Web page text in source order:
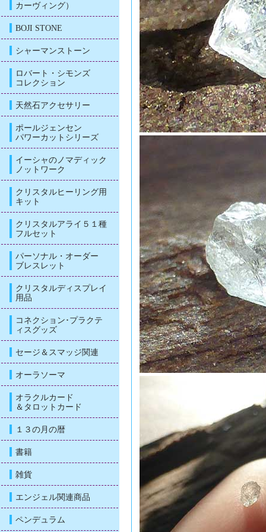
カーヴィング）
BOJI STONE
シャーマンストーン
ロバート・シモンズ
コレクション
天然石アクセサリー
ポールジェンセン
パワーカットシリーズ
イーシャのノマディック
ノットワーク
クリスタルヒーリング用
キット
クリスタルアライ５１種
フルセット
パーソナル・オーダー
ブレスレット
クリスタルディスプレイ
用品
コネクション･プラクテ
ィスグッズ
セージ＆スマッジ関連
オーラソーマ
オラクルカード
＆タロットカード
１３の月の暦
書籍
雑貨
エンジェル関連商品
ペンデュラム